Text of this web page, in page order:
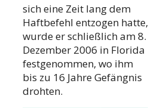
sich eine Zeit lang dem
Haftbefehl entzogen hatte,
wurde er schließlich am 8.
Dezember 2006 in Florida
festgenommen, wo ihm
bis zu 16 Jahre Gefängnis
drohten.